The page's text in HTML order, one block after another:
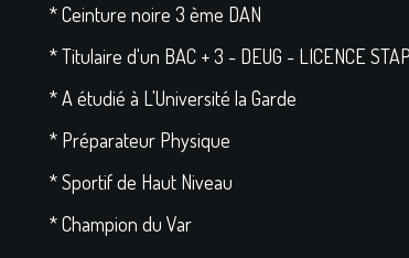
* Ceinture noire 3 ème DAN
* Titulaire d'un BAC + 3 - DEUG - LICENCE
* A étudié à L'Université la Garde
* Préparateur Physique
* Sportif de Haut Niveau
* Champion du Var